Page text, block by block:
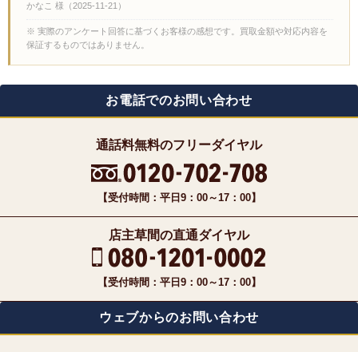
かなこ 様 （2025-11-21 ）
※ 実際のアンケート回答に基づくお客様の感想です。買取金額や対応内容を
保証するものではありません。
お電話でのお問い合わせ
通話料無料のフリーダイヤル
【受付時間：平日9：00～17：00】
店主草間の直通ダイヤル
【受付時間：平日9：00～17：00】
ウェブからのお問い合わせ